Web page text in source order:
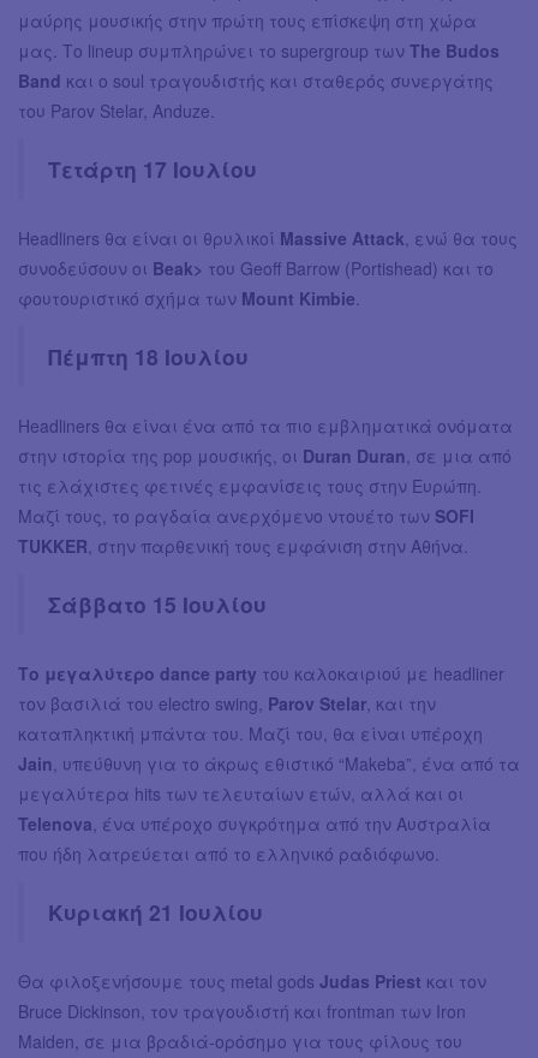
μαύρης μουσικής στην πρώτη τους επίσκεψη στη χώρα
μας. Το lineup συμπληρώνει το supergroup των The Budos
Band και ο soul τραγουδιστής και σταθερός συνεργάτης
του Parov Stelar, Anduze.
Τετάρτη 17 Ιουλίου
Ηeadliners θα είναι οι θρυλικοί Massive Attack, ενώ θα τους
συνοδεύσουν οι Beak> του Geoff Barrow (Portishead) και το
φουτουριστικό σχήμα των Mount Kimbie.
Πέμπτη 18 Ιουλίου
Ηeadliners θα είναι ένα από τα πιο εμβληματικά ονόματα
στην ιστορία της pop μουσικής, οι Duran Duran, σε μια από
τις ελάχιστες φετινές εμφανίσεις τους στην Ευρώπη.
Μαζί τους, το ραγδαία ανερχόμενο ντουέτο των SOFI
TUKKER, στην παρθενική τους εμφάνιση στην Αθήνα.
Σάββατο 15 Ιουλίου
Το μεγαλύτερο dance party του καλοκαιριού με headliner
τον βασιλιά του electro swing, Parov Stelar, και την
καταπληκτική μπάντα του. Μαζί του, θα είναι υπέροχη
Jain, υπεύθυνη για το άκρως εθιστικό “Makeba”, ένα από τα
μεγαλύτερα hits των τελευταίων ετών, αλλά και οι
Telenova, ένα υπέροχο συγκρότημα από την Αυστραλία
που ήδη λατρεύεται από το ελληνικό ραδιόφωνο.
Κυριακή 21 Ιουλίου
Θα φιλοξενήσουμε τους metal gods Judas Priest και τον
Bruce Dickinson, τον τραγουδιστή και frontman των Iron
Maiden, σε μια βραδιά-ορόσημο για τους φίλους του